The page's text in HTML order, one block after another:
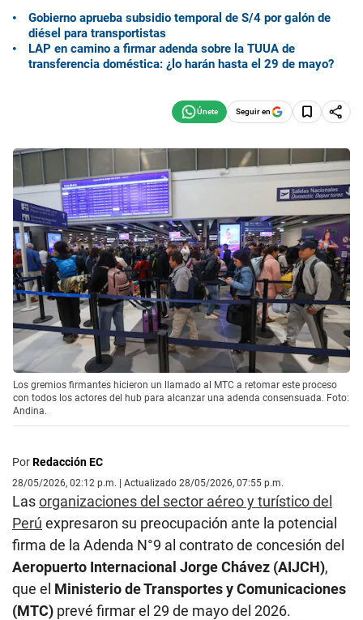
Gobierno aprueba subsidio temporal de S/4 por galón de
diésel para transportistas
LAP en camino a firmar adenda sobre la TUUA de
transferencia doméstica: ¿lo harán hasta el 29 de mayo?
Seguir en
Los gremios firmantes hicieron un llamado al MTC a retomar este proceso
con todos los actores del hub para alcanzar una adenda consensuada. Foto:
Andina.
PorRedacción EC
28/05/2026, 02:12 p.m. | Actualizado 28/05/2026, 07:55 p.m.
Lasorganizaciones del sector aéreo y turístico del
Perú expresaron su preocupación ante la potencial
firma de la Adenda N°9 al contrato de concesión del
Aeropuerto Internacional Jorge Chávez (AIJCH),
que el Ministerio de Transportes y Comunicaciones
(MTC) prevé firmar el 29 de mayo del 2026.